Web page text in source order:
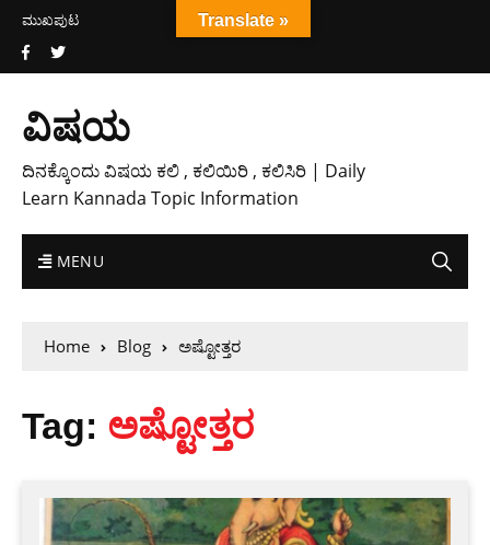
ಮುಖಪುಟ
ವಿಷಯ
ದಿನಕ್ಕೊಂದು ವಿಷಯ ಕಲಿ , ಕಲಿಯಿರಿ , ಕಲಿಸಿರಿ | Daily
Learn Kannada Topic Information
MENU
Home Blog ಅಷ್ಟೋತ್ತರ
Tag: ಅಷ್ಟೋತ್ತರ
Translate »